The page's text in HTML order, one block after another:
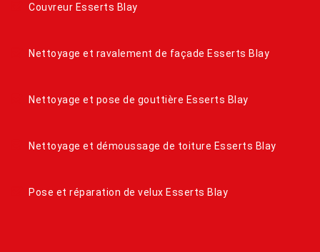
Couvreur Esserts Blay
Nettoyage et ravalement de façade Esserts Blay
Nettoyage et pose de gouttière Esserts Blay
Nettoyage et démoussage de toiture Esserts Blay
Pose et réparation de velux Esserts Blay